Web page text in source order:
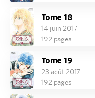
Tome 18
14 juin 2017
192 pages
Tome 19
23 août 2017
192 pages